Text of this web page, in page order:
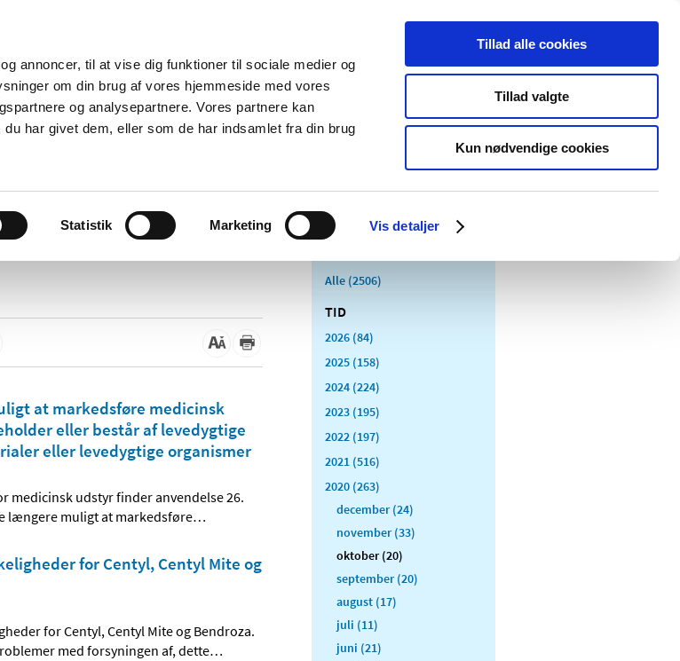
annoncer, til at vise dig funktioner til sociale medier og
om din brug af vores hjemmeside med vores
og analysepartnere. Vores partnere kan
har givet dem, eller som de har indsamlet fra din brug
Statistik Marketing Vis detaljer
Tillad alle cookies
Tillad valgte
Kun nødvendige cookies
Nyheder Om os Kontakt Udgivelser
Tilskud og
Apoteker og salg af
Medicinsk
Særlige
produktområder
at markedsføre medicinsk
eller består af levedygtige
eller levedygtige organismer
medicinsk udstyr finder anvendelse 26.
længere muligt at markedsføre…
for Centyl, Centyl Mite og
for Centyl, Centyl Mite og Bendroza.
med forsyningen af, dette…
Alle (2506)
TID
2026 (84)
2025 (158)
2024 (224)
2023 (195)
2022 (197)
2021 (516)
2020 (263)
december (24)
november (33)
oktober (20)
september (20)
august (17)
juli (11)
juni (21)